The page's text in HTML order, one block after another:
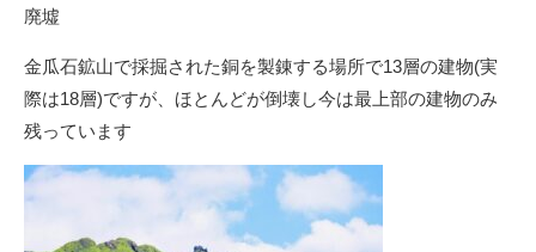
廃墟
金瓜石鉱山で採掘された銅を製錬する場所で13層の建物(実
際は18層)ですが、ほとんどが倒壊し今は最上部の建物のみ
残っています